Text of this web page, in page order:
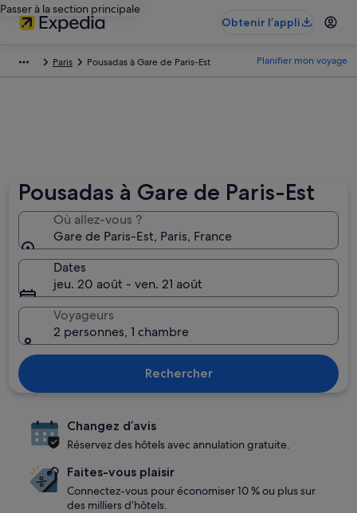
Passer à la section principale
Obtenir l’appli
Paris Pousadas à Gare de Paris-Est Planifier mon voyage
Pousadas à Gare de Paris-Est
Où allez-vous ?
Gare de Paris-Est, Paris, France
Dates
jeu. 20 août - ven. 21 août
Voyageurs
2 personnes, 1 chambre
Rechercher
Changez d’avis
Réservez des hôtels avec annulation gratuite.
Faites-vous plaisir
Connectez-vous pour économiser 10 % ou plus sur
des milliers d’hôtels.